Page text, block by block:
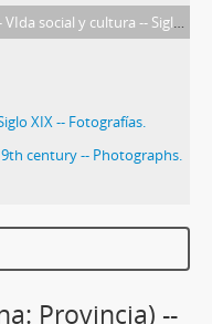
Buenos Aires (Argentina: Provincia) -- VIda social y cultura -- Siglo XIX -- Fotografías.
XIX -- Fotografías.
century -- Photographs.
Provincia) --